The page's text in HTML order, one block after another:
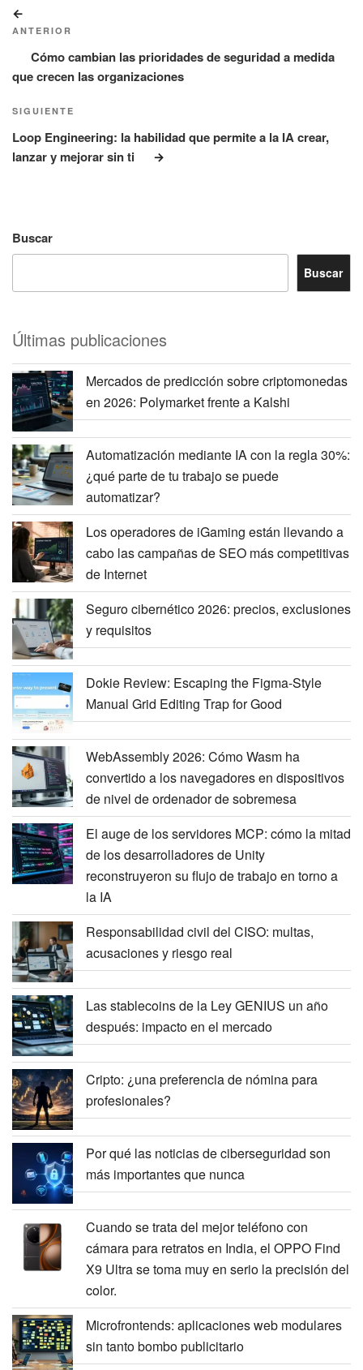
de
entradas
anterior:
ANTERIOR
Cómo cambian las prioridades de seguridad a medida
que crecen las organizaciones
Siguiente
entrada
SIGUIENTE
Loop Engineering: la habilidad que permite a la IA crear,
lanzar y mejorar sin ti
Buscar
Buscar
Últimas publicaciones
Mercados de predicción sobre criptomonedas
en 2026: Polymarket frente a Kalshi
Automatización mediante IA con la regla 30%:
¿qué parte de tu trabajo se puede
automatizar?
Los operadores de iGaming están llevando a
cabo las campañas de SEO más competitivas
de Internet
Seguro cibernético 2026: precios, exclusiones
y requisitos
Dokie Review: Escaping the Figma-Style
Manual Grid Editing Trap for Good
WebAssembly 2026: Cómo Wasm ha
convertido a los navegadores en dispositivos
de nivel de ordenador de sobremesa
El auge de los servidores MCP: cómo la mitad
de los desarrolladores de Unity
reconstruyeron su flujo de trabajo en torno a
la IA
Responsabilidad civil del CISO: multas,
acusaciones y riesgo real
Las stablecoins de la Ley GENIUS un año
después: impacto en el mercado
Cripto: ¿una preferencia de nómina para
profesionales?
Por qué las noticias de ciberseguridad son
más importantes que nunca
Cuando se trata del mejor teléfono con
cámara para retratos en India, el OPPO Find
X9 Ultra se toma muy en serio la precisión del
color.
Microfrontends: aplicaciones web modulares
sin tanto bombo publicitario